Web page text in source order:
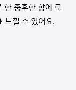
한 중후한 향에 로
느낄 수 있어요.